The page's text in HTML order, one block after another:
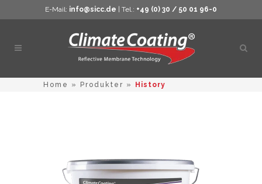
E-Mail: info@sicc.de | Tel.: +49 (0) 30 / 50 01 96-0
Home » Produkter » History